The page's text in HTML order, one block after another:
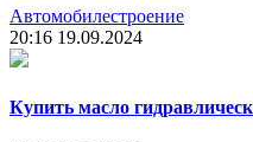
Автомобилестроение
20:16 19.09.2024
Купить масло